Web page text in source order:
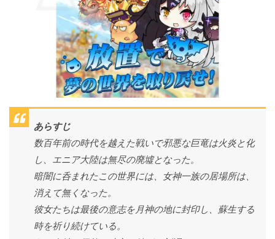
あらすじ
数百年前の時代を越えた戦いで邪悪な巨竜は火炎と化
し、エニア大陸は無尽の廃墟となった。
暗闇に呑まれたこの世界には、女神一族の居場所は、
消えて無くなった。
彼女たちは最後の意志を月神の地に封印し、蘇生する
時を祈り続けている。